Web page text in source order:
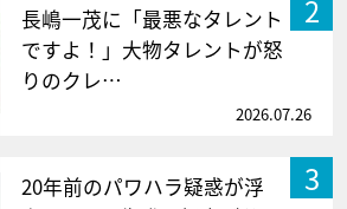
2
長嶋一茂に「最悪なタレント
ですよ！」大物タレントが怒
りのクレ…
2026.07.26
3
20年前のパワハラ疑惑が浮